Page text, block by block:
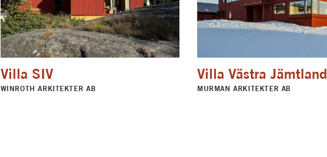
Villa SIV
WINROTH ARKITEKTER AB
Villa Västra Jämtland
MURMAN ARKITEKTER AB